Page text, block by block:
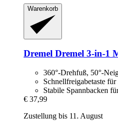
Warenkorb
Dremel Dremel 3-​in-​1
360°-Drehfuß, 50°-
Schnellfreigabetaste
Stabile Spannbacken
€ 37,99
Zustellung bis 11. August